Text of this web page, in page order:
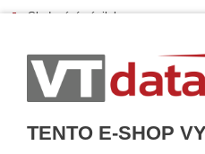
TENTO E-SHOP
Sledování zásilek
Informace k dostupnosti zboží
Obecné informace